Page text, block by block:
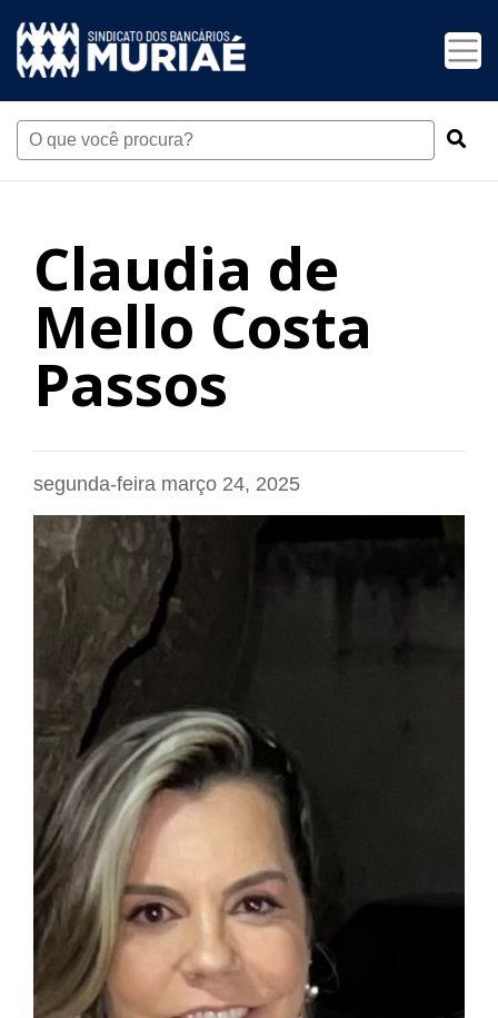
Claudia de
Mello Costa
Passos
segunda-feira março 24, 2025